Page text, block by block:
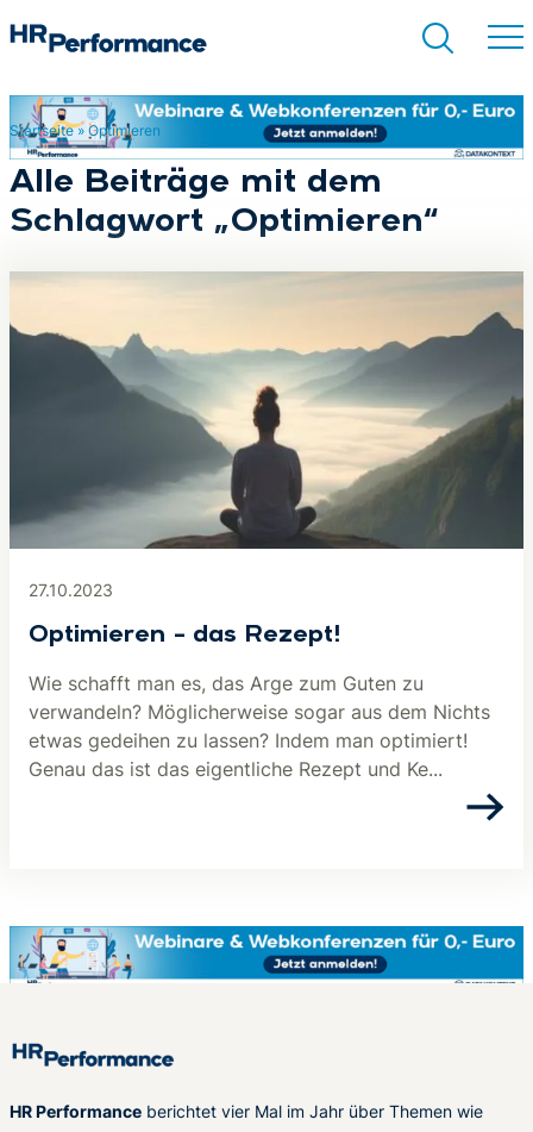
Suchen
Startseite» Optimieren
Alle Beiträge mit dem
Schlagwort „Optimieren“
27.10.2023
Optimieren – das Rezept!
Wie schafft man es, das Arge zum Guten zu
verwandeln? Möglicherweise sogar aus dem Nichts
etwas gedeihen zu lassen? Indem man optimiert!
Genau das ist das eigentliche Rezept und Ke...
HR Performance berichtet vier Mal im Jahr über Themen wie